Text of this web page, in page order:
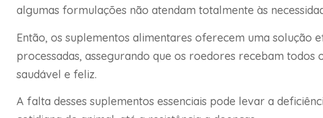
algumas formulações não atendam totalmente às
Então, os suplementos alimentares oferecem uma solução
processadas, assegurando que os roedores recebam todos
saudável e feliz.
A falta desses suplementos essenciais pode levar a